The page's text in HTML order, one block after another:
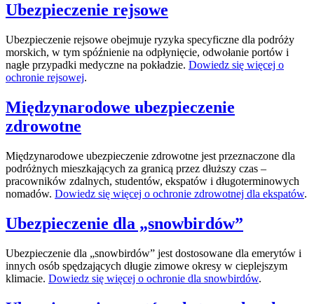
Ubezpieczenie rejsowe
Ubezpieczenie rejsowe obejmuje ryzyka specyficzne dla podróży
morskich, w tym spóźnienie na odpłynięcie, odwołanie portów i
nagłe przypadki medyczne na pokładzie. Dowiedz się więcej o
ochronie rejsowej.
Międzynarodowe ubezpieczenie
zdrowotne
Międzynarodowe ubezpieczenie zdrowotne jest przeznaczone dla
podróżnych mieszkających za granicą przez dłuższy czas –
pracowników zdalnych, studentów, ekspatów i długoterminowych
nomadów. Dowiedz się więcej o ochronie zdrowotnej dla ekspatów.
Ubezpieczenie dla „snowbirdów”
Ubezpieczenie dla „snowbirdów” jest dostosowane dla emerytów i
innych osób spędzających długie zimowe okresy w cieplejszym
klimacie. Dowiedz się więcej o ochronie dla snowbirdów.